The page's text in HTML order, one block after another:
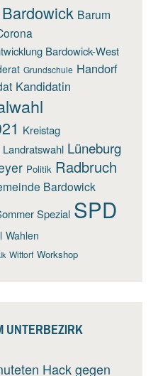
Bardowick Barum
Bardowick-West
Grundschule Handorf
Kandidatin
Kreistag
Landratswahl Lüneburg
Politik Radbruch
Bardowick
Spezial SPD
Wahlen
Wittorf Workshop
UNTERBEZIRK
Hack gegen